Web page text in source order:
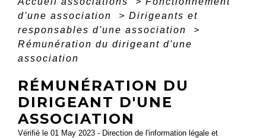
d'une association
> Dirigeants et
responsables d'une association
>
Rémunération du dirigeant d'une
association
RÉMUNÉRATION DU
DIRIGEANT D'UNE
ASSOCIATION
Vérifié le 01 May 2023 - Direction de l'information légale et